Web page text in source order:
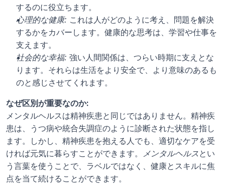
するのに役立ちます。
心理的な健康: これは人がどのように考え、問題を解決
するかをカバーします。健康的な思考は、学習や仕事を
支えます。
社会的な幸福: 強い人間関係は、つらい時期に支えとな
ります。それらは生活をより安全で、より意味のあるも
のと感じさせてくれます。
なぜ区別が重要なのか:
メンタルヘルスは精神疾患と同じではありません。精神疾
患は、うつ病や統合失調症のように診断された状態を指し
ます。しかし、精神疾患を抱える人でも、適切なケアを受
ければ元気に暮らすことができます。
メンタルヘルスとい
う言葉を使うことで、ラベルではなく、健康とスキルに焦
点を当て続けることができます。